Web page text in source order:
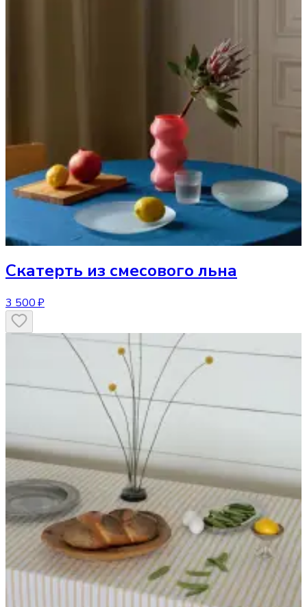
Скатерть из смесового льна
3 500 ₽